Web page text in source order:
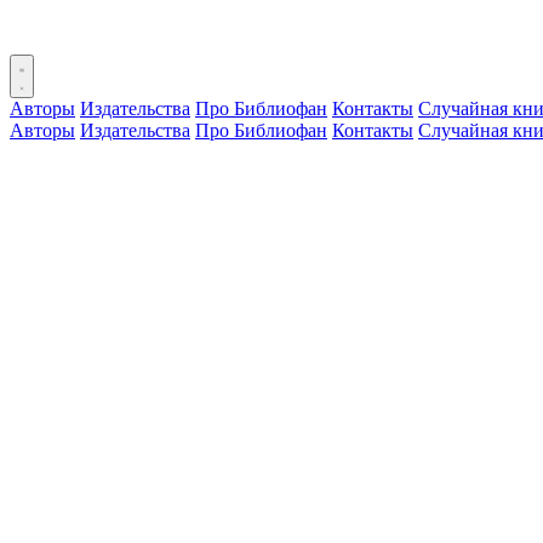
Авторы Издательства Про Библиофан Контакты Случайная
Авторы Издательства Про Библиофан Контакты Случайная